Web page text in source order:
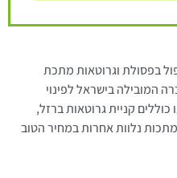
בפסולת וגרוטאות מתכת
המובילה בישראל לפינוי
קניית גרוטאות ברזל,
נלוות אחרות במחיר הטוב